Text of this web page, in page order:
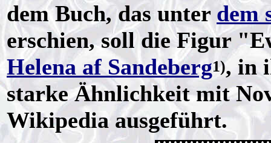
dem Buch, das unter dem
erschien, soll die Figur
Helena af Sandeberg1), in
starke Ähnlichkeit mit
Wikipedia ausgeführt.